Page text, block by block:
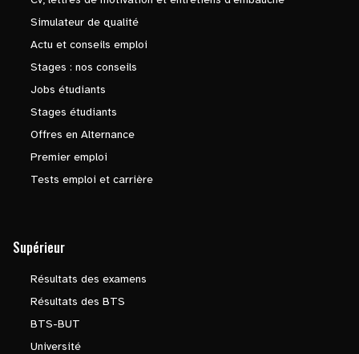
Simulateur de qualité
Actu et conseils emploi
Stages : nos conseils
Jobs étudiants
Stages étudiants
Offres en Alternance
Premier emploi
Tests emploi et carrière
Supérieur
Résultats des examens
Résultats des BTS
BTS-BUT
Université